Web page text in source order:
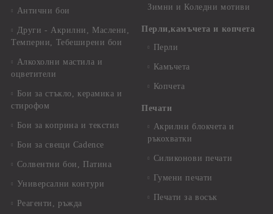
Антични бои
Други - Акрилни, Маслени,
Темперни, Тебеширени бои
Алкохолни мастила и
оцветители
Бои за стъкло, керамика и
стирофом
Бои за коприна и текстил
Бои за свещи Cadence
Солвентни бои, Патина
Универсални контури
Реагенти, ръжда
Зимни и Коледни мотиви
Перли,камъчета и копчета
Перли
Камъчета
Копчета
Печати
Акрилни блокчета и
ръкохватки
Силиконови печати
Гумени печати
Печати за восък